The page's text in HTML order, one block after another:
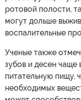
ротовой полости,
могут дольше
воспалительные
Ученые также
зубов и десен
питательную пищу,
необходимых